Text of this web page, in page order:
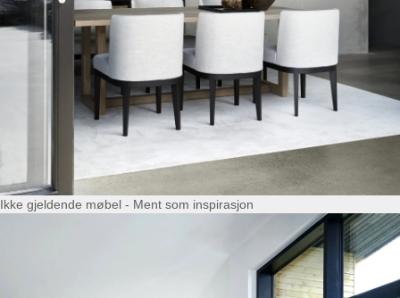
Ikke gjeldende møbel - Ment som inspirasjon